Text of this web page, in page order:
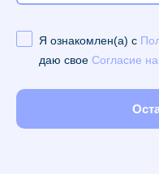
Я ознакомлен(а) с
даю свое Согласие